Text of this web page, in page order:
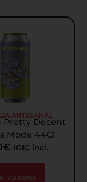
ARTESANAL
Pretty Decent
Mode 44Cl
€ IGIC incl.
CARRITO